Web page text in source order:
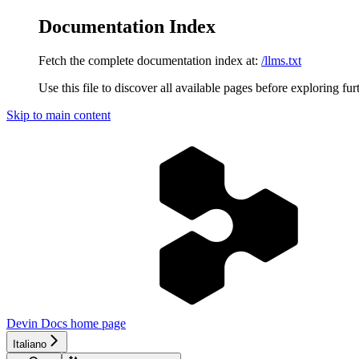
Documentation Index
Fetch the complete documentation index at: /llms.txt
Use this file to discover all available pages before exploring
Skip to main content
Devin Docs home page
Italiano